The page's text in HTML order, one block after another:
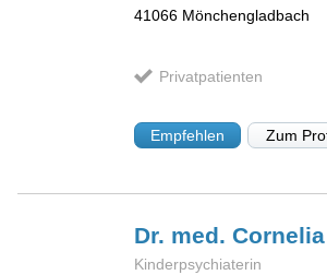
41066 Mönchengladbach
Privatpatienten
Empfehlen Zum
Dr. med.
Kinderpsychiaterin